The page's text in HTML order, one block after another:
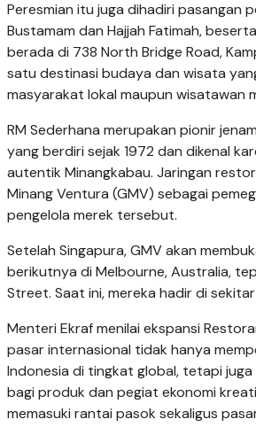
Peresmian itu juga dihadiri pasangan
Bustamam dan Hajjah Fatimah,
berada di 738 North Bridge Road,
satu destinasi budaya dan wisata
masyarakat lokal maupun wisatawan
RM Sederhana merupakan pionir
yang berdiri sejak 1972 dan dikenal
autentik Minangkabau. Jaringan
Minang Ventura (GMV) sebagai
pengelola merek tersebut.
Setelah Singapura, GMV akan
berikutnya di Melbourne, Australia,
Street. Saat ini, mereka hadir di
Menteri Ekraf menilai ekspansi
pasar internasional tidak hanya
Indonesia di tingkat global, tetapi
bagi produk dan pegiat ekonomi
memasuki rantai pasok sekaligus